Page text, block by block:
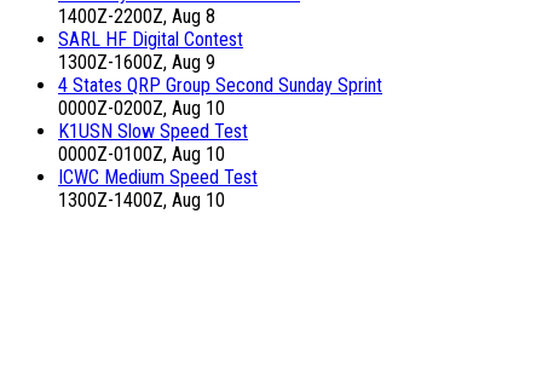
1400Z-2200Z, Aug 8
SARL HF Digital Contest
1300Z-1600Z, Aug 9
4 States QRP Group Second Sunday Sprint
0000Z-0200Z, Aug 10
K1USN Slow Speed Test
0000Z-0100Z, Aug 10
ICWC Medium Speed Test
1300Z-1400Z, Aug 10